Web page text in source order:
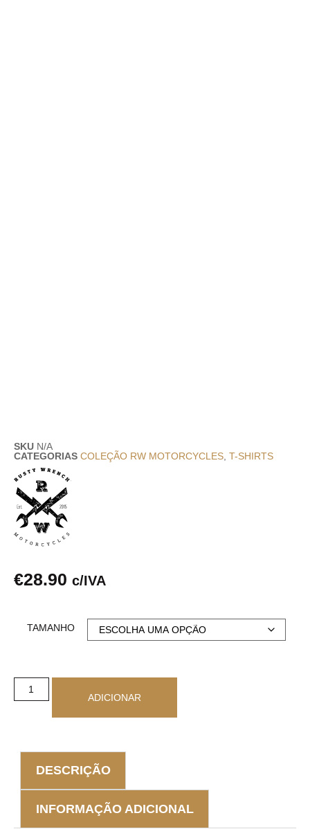
SKU N/A
CATEGORIAS COLEÇÃO RW MOTORCYCLES T-SHIRTS
€28.90 c/IVA
TAMANHO
ADICIONAR
DESCRIÇÃO
INFORMAÇÃO ADICIONAL